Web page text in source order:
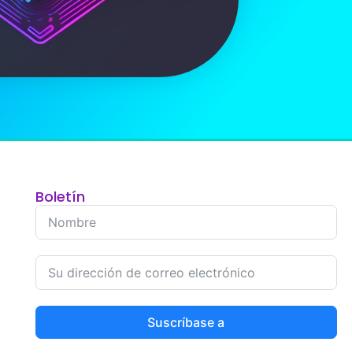
Boletín
Suscríbase a